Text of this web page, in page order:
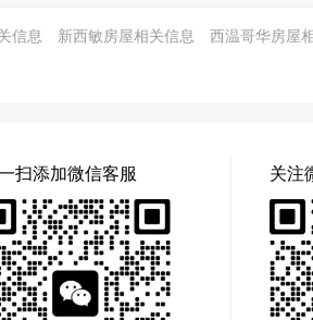
信息 新西敏房屋相关信息 西温哥华房屋
扫添加微信客服 关注